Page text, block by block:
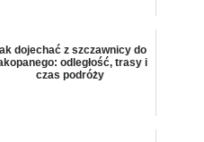
dojechać z szczawnicy do
odległość, trasy i
czas podróży